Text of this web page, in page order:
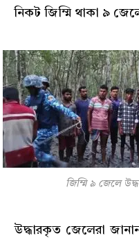
নিকট জিম্মি থাকা ৯
জিম্মি ৯ জেলে
উদ্ধারকৃত জেলেরা